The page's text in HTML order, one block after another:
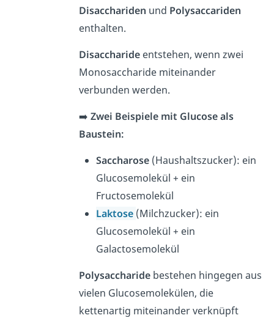
Disacchariden und Polysaccariden
enthalten.
Disaccharideentstehen, wenn zwei
Monosaccharide miteinander
verbunden werden.
➡️ Zwei Beispiele mit Glucose als
Baustein:
Saccharose(Haushaltszucker): ein
Glucosemolekül + ein
Fructosemolekül
Laktose (Milchzucker): ein
Glucosemolekül + ein
Galactosemolekül
Polysaccharidebestehen hingegen aus
vielen Glucosemolekülen, die
kettenartig miteinander verknüpft